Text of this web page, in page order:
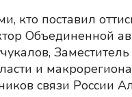
кто поставил
Объединенной
и
связи России